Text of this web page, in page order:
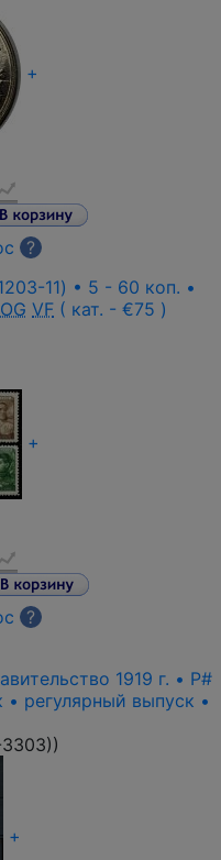
+
?
11) • 5 - 60 коп. •
VF ( кат. - €75 )
+
?
1919 г. • P#
регулярный выпуск •
)
+